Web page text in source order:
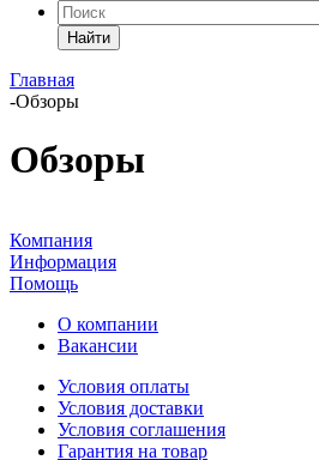
Главная
-Обзоры
Обзоры
Компания
Информация
Помощь
О компании
Вакансии
Условия оплаты
Условия доставки
Условия соглашения
Гарантия на товар